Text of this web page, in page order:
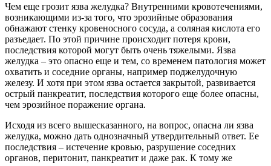
Чем еще грозит язва желудка? Внутренними кровотечениями,
возникающими из-за того, что эрозийные образования
обнажают стенку кровеносного сосуда, а соляная кислота его
разъедает. По этой причине происходит потеря крови,
последствия которой могут быть очень тяжелыми. Язва
желудка – это опасно еще и тем, со временем патология может
охватить и соседние органы, например поджелудочную
железу. И хотя при этом язва остается закрытой, развивается
острый панкреатит, последствия которого еще более опасны,
чем эрозийное поражение органа.
Исходя из всего вышесказанного, на вопрос, опасна ли язва
желудка, можно дать однозначный утвердительный ответ. Ее
последствия – истечение кровью, разрушение соседних
органов, перитонит, панкреатит и даже рак. К тому же